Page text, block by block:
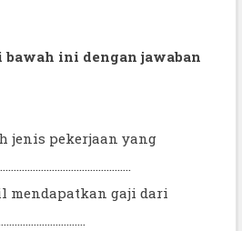
ini dengan jawaban
jenis pekerjaan yang
mendapatkan gaji dari